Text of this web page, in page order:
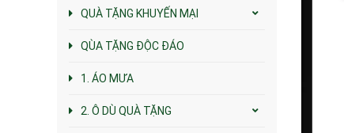
QUÀ TẶNG KHUYẾN MẠI
QÙA TẶNG ĐỘC ĐÁO
1. ÁO MƯA
2. Ô DÙ QUÀ TẶNG